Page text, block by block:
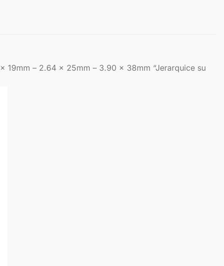
19mm – 2.64 x 25mm – 3.90 x 38mm “Jerarquice su